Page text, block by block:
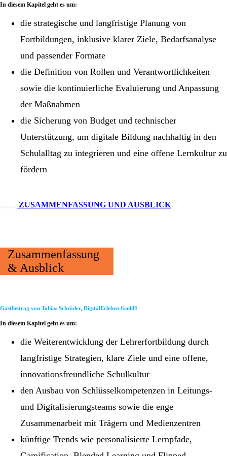
In diesem Kapitel geht es um:
die strategische und langfristige Planung von
Fortbildungen, inklusive klarer Ziele, Bedarfsanalyse
und passender Formate
die Definition von Rollen und Verantwortlichkeiten
sowie die kontinuierliche Evaluierung und Anpassung
der Maßnahmen
die Sicherung von Budget und technischer
Unterstützung, um digitale Bildung nachhaltig in den
Schulalltag zu integrieren und eine offene Lernkultur zu
fördern
ZUSAMMENFASSUNG UND AUSBLICK
Zusammenfassung
& Ausblick
Gastbeitrag von Tobias Schröder, DigitalErleben GmbH
In diesem Kapitel geht es um:
die Weiterentwicklung der Lehrerfortbildung durch
langfristige Strategien, klare Ziele und eine offene,
innovationsfreundliche Schulkultur
den Ausbau von Schlüsselkompetenzen in Leitungs-
und Digitalisierungsteams sowie die enge
Zusammenarbeit mit Trägern und Medienzentren
künftige Trends wie personalisierte Lernpfade,